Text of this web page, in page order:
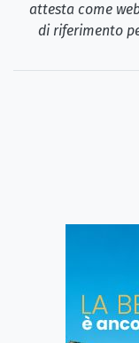
attesta come
di riferimento